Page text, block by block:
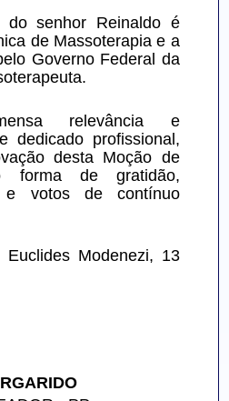
do senhor Reinaldo é
de Massoterapia e a
Governo Federal da
relevância e
dedicado profissional,
desta Moção de
forma de gratidão,
e votos de contínuo
Euclides Modenezi, 13